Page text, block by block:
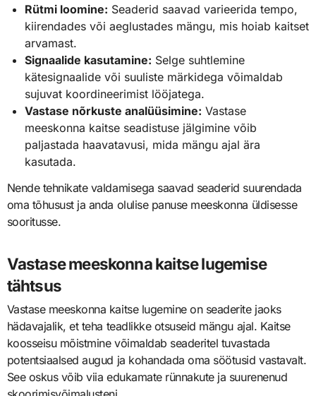
Rütmi loomine: Seaderid saavad varieerida tempo,
kiirendades või aeglustades mängu, mis hoiab kaitset
arvamast.
Signaalide kasutamine: Selge suhtlemine
kätesignaalide või suuliste märkidega võimaldab
sujuvat koordineerimist lööjatega.
Vastase nõrkuste analüüsimine: Vastase
meeskonna kaitse seadistuse jälgimine võib
paljastada haavatavusi, mida mängu ajal ära
kasutada.
Nende tehnikate valdamisega saavad seaderid suurendada
oma tõhusust ja anda olulise panuse meeskonna üldisesse
sooritusse.
Vastase meeskonna kaitse lugemise
tähtsus
Vastase meeskonna kaitse lugemine on seaderite jaoks
hädavajalik, et teha teadlikke otsuseid mängu ajal. Kaitse
koosseisu mõistmine võimaldab seaderitel tuvastada
potentsiaalsed augud ja kohandada oma söötusid vastavalt.
See oskus võib viia edukamate rünnakute ja suurenenud